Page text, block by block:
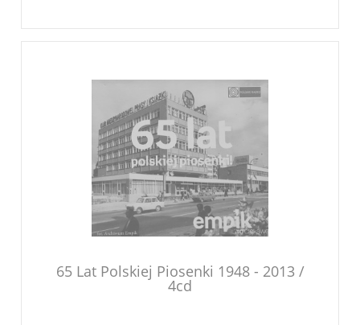
65 Lat Polskiej Piosenki 1948 - 2013 /
4cd